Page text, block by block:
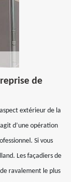
de
extérieur de la
d’une opération
Si vous
Les façadiers de
ravalement le plus